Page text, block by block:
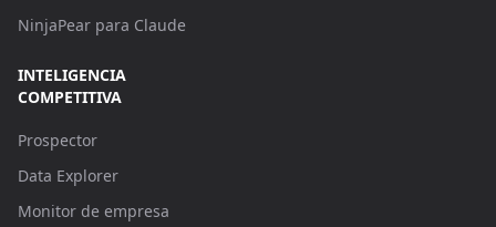
NinjaPear para Claude
INTELIGENCIA
COMPETITIVA
Prospector
Data Explorer
Monitor de empresa